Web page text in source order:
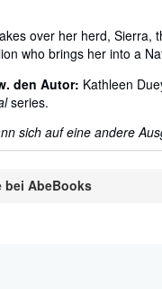
over her herd,
who brings her into a
den Autor: Kathleen
series.
sich auf eine andere
bei AbeBooks